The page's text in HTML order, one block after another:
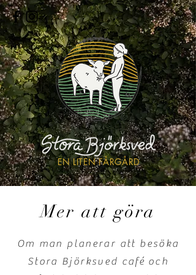
EN LITEN FÅRGÅRD
Mer att göra
Om man planerar att besöka
Stora Björksved café och